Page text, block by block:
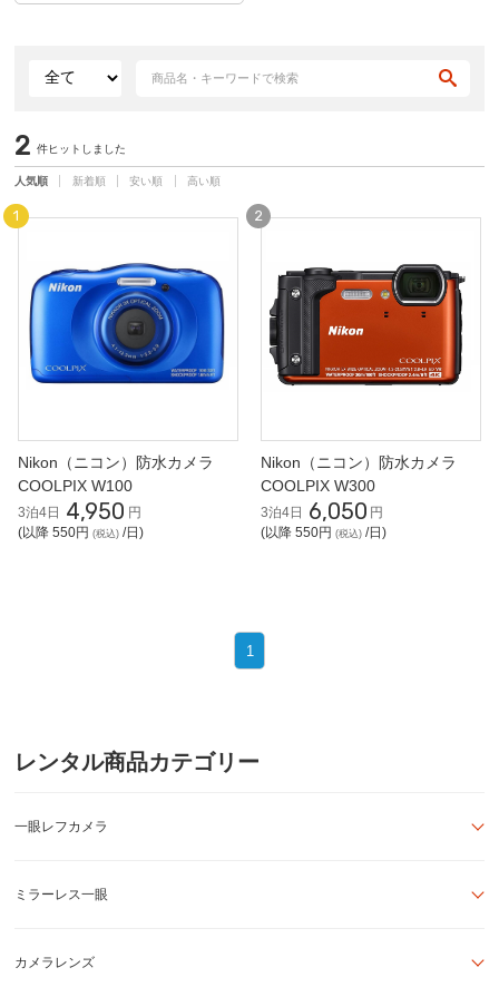
2 件ヒットしました
人気順 新着順 安い順 高い順
Nikon（ニコン）防水カメラ
COOLPIX W100
3泊4日 4,950 円
(以降 550円 (税込) /日)
Nikon（ニコン）防水カメラ
COOLPIX W300
3泊4日 6,050 円
(以降 550円 (税込)/日)
1
レンタル商品カテゴリー
一眼レフカメラ
ミラーレス一眼
カメラレンズ